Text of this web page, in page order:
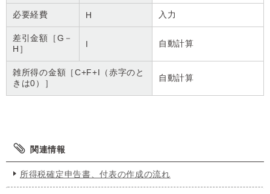
必要経費 H 入力
差引金額［G－
H］
I 自動計算
雑所得の金額［C+F+I（赤字のと
きは0）］
自動計算
関連情報
所得税確定申告書、付表の作成の流れ